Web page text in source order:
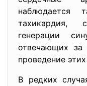
наблюдается
тахикардия,
генерации
отвечающих
проведение
В редких